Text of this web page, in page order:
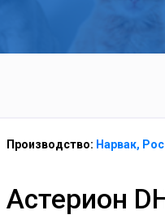
Производство: Нарвак,
Астерион